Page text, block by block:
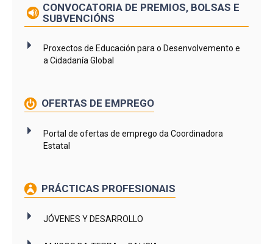
CONVOCATORIA DE PREMIOS, BOLSAS E
SUBVENCIÓNS
Proxectos de Educación para o Desenvolvemento e
a Cidadanía Global
OFERTAS DE EMPREGO
Portal de ofertas de emprego da Coordinadora
Estatal
PRÁCTICAS PROFESIONAIS
JÓVENES Y DESARROLLO